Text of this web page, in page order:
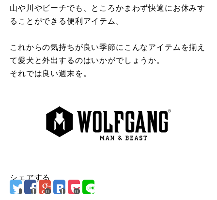
山や川やビーチでも、ところかまわず快適にお休みす
ることができる便利アイテム。
これからの気持ちが良い季節にこんなアイテムを揃え
て愛犬と外出するのはいかがでしょうか。
それでは良い週末を。
シェアする
0 0